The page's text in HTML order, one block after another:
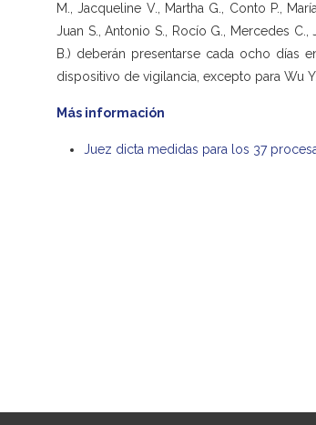
M., Jacqueline V., Martha G., Conto P.,
Juan S., Antonio S., Rocío G., Mercedes
B.) deberán presentarse cada ocho días
dispositivo de vigilancia, excepto para Wu
Más información
Juez dicta medidas para los 37